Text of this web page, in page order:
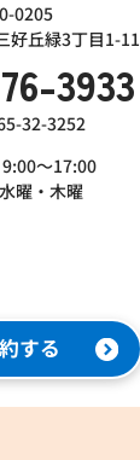
0205
好丘緑3丁目1-11
3933
32-3252
～17:00
曜・木曜
する